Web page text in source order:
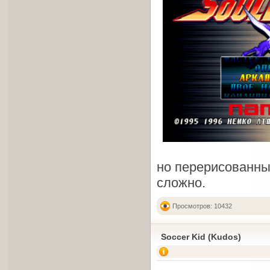
но
сложно.
Просмотров: 10432
Soccer Kid (Kudos)